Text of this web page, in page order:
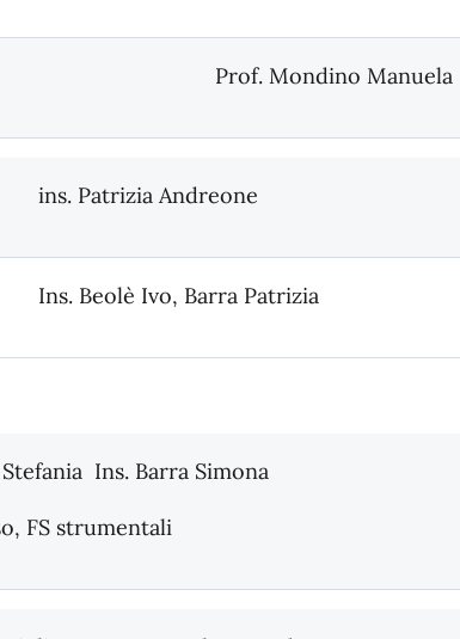
Prof. Mondino Manuela
ins. Patrizia Andreone
Ins. Beolè Ivo, Barra Patrizia
Ins. Barra Simona
FS strumentali